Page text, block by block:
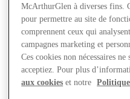
Nous rendre visite
McArthurGlen à diverses fins.
pour permettre au site de
comprennent ceux qui
campagnes marketing et
Ces cookies non nécessaires
acceptiez. Pour plus
aux cookies et notre